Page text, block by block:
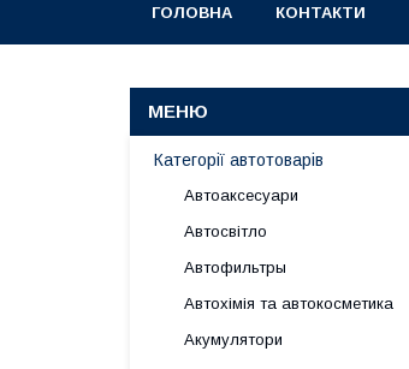
ГОЛОВНА КОНТАКТИ
Категорії автотоварів
Автоаксесуари
Автосвітло
Автофильтры
Автохімія та автокосметика
Акумулятори